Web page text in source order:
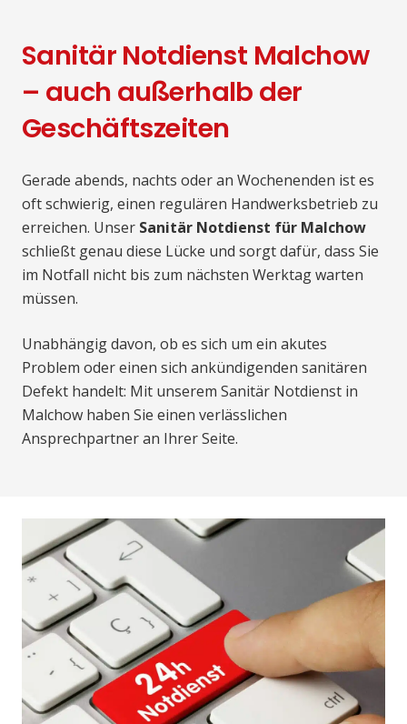
Sanitär Notdienst Malchow
– auch außerhalb der
Geschäftszeiten
Gerade abends, nachts oder an Wochenenden ist es
oft schwierig, einen regulären Handwerksbetrieb zu
erreichen. Unser Sanitär Notdienst für Malchow
schließt genau diese Lücke und sorgt dafür, dass Sie
im Notfall nicht bis zum nächsten Werktag warten
müssen.
Unabhängig davon, ob es sich um ein akutes
Problem oder einen sich ankündigenden sanitären
Defekt handelt: Mit unserem Sanitär Notdienst in
Malchow haben Sie einen verlässlichen
Ansprechpartner an Ihrer Seite.